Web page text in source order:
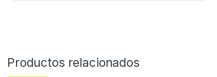
Productos relacionados